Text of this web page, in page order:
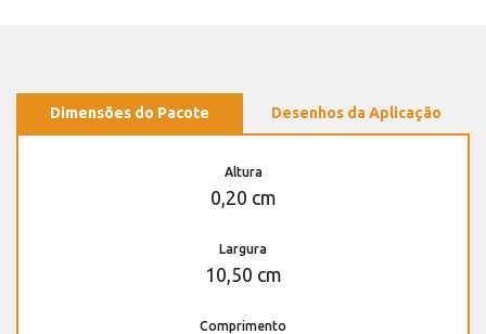
Dimensões do Pacote Desenhos da Aplicação
Altura
0,20 cm
Largura
10,50 cm
Comprimento